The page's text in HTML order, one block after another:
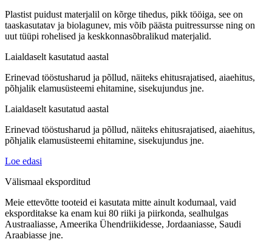
Plastist puidust materjalil on kõrge tihedus, pikk tööiga, see on
taaskasutatav ja biolagunev, mis võib päästa puitressursse ning on
uut tüüpi rohelised ja keskkonnasõbralikud materjalid.
Laialdaselt kasutatud aastal
Erinevad tööstusharud ja põllud, näiteks ehitusrajatised, aiaehitus,
põhjalik elamusüsteemi ehitamine, sisekujundus jne.
Laialdaselt kasutatud aastal
Erinevad tööstusharud ja põllud, näiteks ehitusrajatised, aiaehitus,
põhjalik elamusüsteemi ehitamine, sisekujundus jne.
Loe edasi
Välismaal eksporditud
Meie ettevõtte tooteid ei kasutata mitte ainult kodumaal, vaid
eksporditakse ka enam kui 80 riiki ja piirkonda, sealhulgas
Austraaliasse, Ameerika Ühendriikidesse, Jordaaniasse, Saudi
Araabiasse jne.